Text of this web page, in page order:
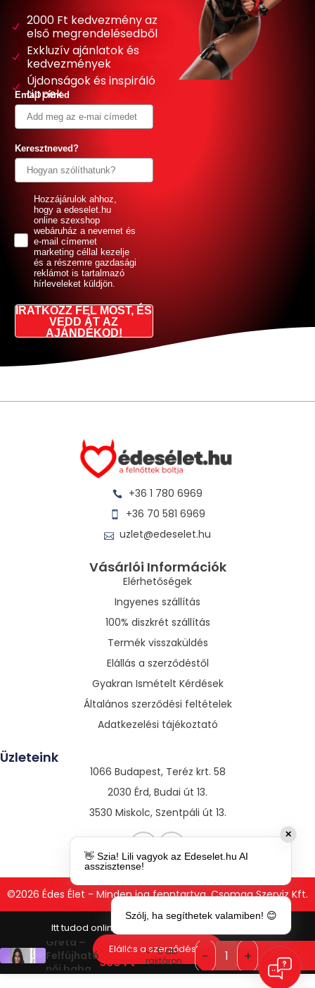
2000 Ft kedvezmény az
első megrendelésedből
Exkluzív ajánlatok és
kedvezmények
Újdonságok és inspiráló
tippek
Email címed
Keresztneved?
GDPRHozzájárulok ahhoz,
hogy a edeselet.hu
online szexshop
webáruház a nevemet és
e-mail címemet
marketing céllal kezelje
és a részemre gazdasági
reklámot is tartalmazó
hírleveleket küldjön.
IRATKOZZ FEL MOST, ÉS
VEDD ÁT AZ
AJÁNDÉKOD!
+36 1 780 6969
+36 70 581 6969
uzlet@edeselet.hu
Vásárlói Információk
Elérhetőségek
Ingyenes szállítás
100% diszkrét szállítás
Termék visszaküldés
Elállás a szerződéstől
Gyakran Ismételt Kérdések
Általános szerződési feltételek
Adatkezelési tájékoztató
Üzleteink
1066 Budapest, Teréz krt. 58
2030 Érd, Budai út 13.
3530 Miskolc, Szentpáli út 13.
©2026 Édes Élet - Minden jog fenntartva. Csomag Szerviz Kft.
Greta –
Felfújható
női baba
7
990Ft
5 db
raktáron.
Elállás a szerződéstől
✕
👋 Szia! Lili vagyok az Edeselet.hu AI
asszisztense!
Szólj, ha segíthetek valamiben! 😊